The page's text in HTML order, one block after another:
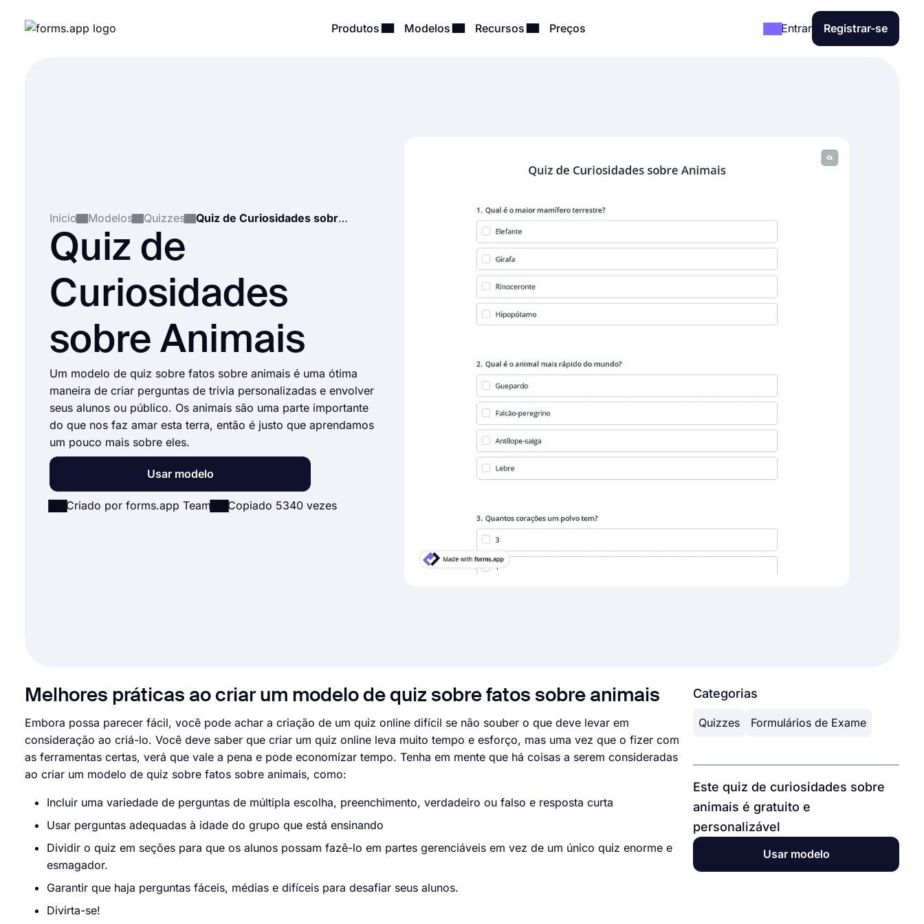
Produtos Modelos Recursos Preços Entrar Registrar-se
Início Modelos Quizzes Quiz de Curiosidades sobre Animais
Quiz de
Curiosidades
sobre Animais
Um modelo de quiz sobre fatos sobre animais é uma ótima
maneira de criar perguntas de trivia personalizadas e envolver
seus alunos ou público. Os animais são uma parte importante
do que nos faz amar esta terra, então é justo que aprendamos
um pouco mais sobre eles.
Usar modelo
Criado por forms.app Team Copiado 5340 vezes
Melhores práticas ao criar um modelo de quiz sobre fatos sobre animais
Embora possa parecer fácil, você pode achar a criação de um quiz online difícil se não souber o que deve levar em
consideração ao criá-lo. Você deve saber que criar um quiz online leva muito tempo e esforço, mas uma vez que o fizer com
as ferramentas certas, verá que vale a pena e pode economizar tempo. Tenha em mente que há coisas a serem consideradas
ao criar um modelo de quiz sobre fatos sobre animais, como:
Incluir uma variedade de perguntas de múltipla escolha, preenchimento, verdadeiro ou falso e resposta curta
Usar perguntas adequadas à idade do grupo que está ensinando
Dividir o quiz em seções para que os alunos possam fazê-lo em partes gerenciáveis ​​em vez de um único quiz enorme e
esmagador.
Garantir que haja perguntas fáceis, médias e difíceis para desafiar seus alunos.
Divirta-se!
Categorias
Quizzes Formulários de Exame
Este quiz de curiosidades sobre
animais é gratuito e
personalizável
Usar modelo